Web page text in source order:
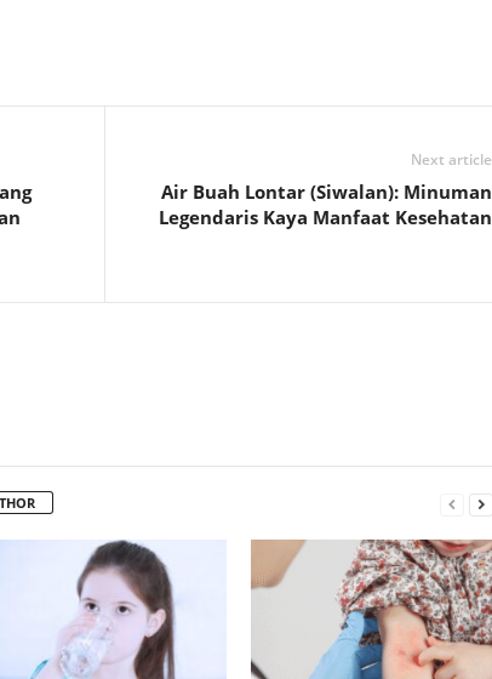
Next article
Air Buah Lontar (Siwalan): Minuman
Legendaris Kaya Manfaat Kesehatan